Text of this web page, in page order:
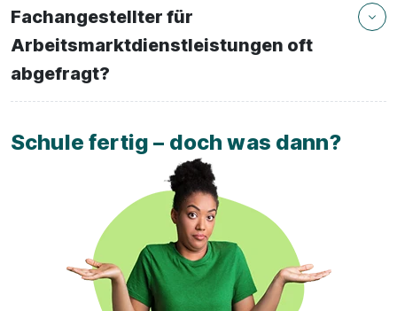
Fachangestellter für
Arbeitsmarktdienstleistungen oft
abgefragt?
Schule fertig – doch was dann?